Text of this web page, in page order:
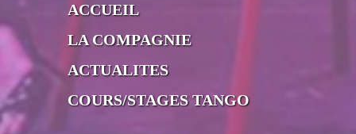
ACCUEIL
LA COMPAGNIE
ACTUALITES
COURS/STAGES TANGO